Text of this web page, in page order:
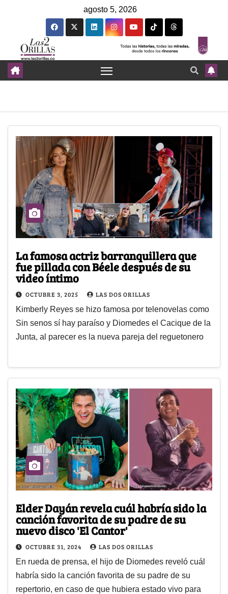
agosto 5, 2026
La famosa actriz barranquillera que
fue pillada con Béele después de su
video íntimo
OCTUBRE 3, 2025 LAS DOS ORILLAS
Kimberly Reyes se hizo famosa por telenovelas como
Sin senos sí hay paraíso y Diomedes el Cacique de la
Junta, al parecer es la nueva pareja del reguetonero
Elder Dayán revela cuál habría sido la
canción favorita de su padre de su
nuevo disco 'El Cantor'
OCTUBRE 31, 2024 LAS DOS ORILLAS
En rueda de prensa, el hijo de Diomedes reveló cuál
habría sido la canción favorita de su padre de su
repertorio, en caso de que hubiera estado vivo para